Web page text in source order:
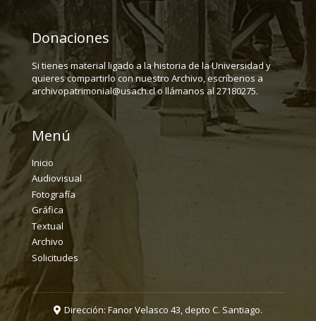
Donaciones
Si tienes material ligado a la historia de la Universidad y
quieres compartirlo con nuestro Archivo, escríbenos a
archivopatrimonial@usach.cl o llámanos al 27180275.
Menú
Inicio
Audiovisual
Fotografía
Gráfica
Textual
Archivo
Solicitudes
Dirección: Fanor Velasco 43, depto C. Santiago.